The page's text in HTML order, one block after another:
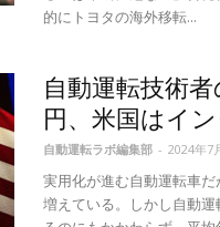
的にトヨタの海外移転...
自動運転技術
円、米国はイ
自動運転ラボ編集部 - 2024年7
実用化が進む自動運転車
増えている。しかし自動